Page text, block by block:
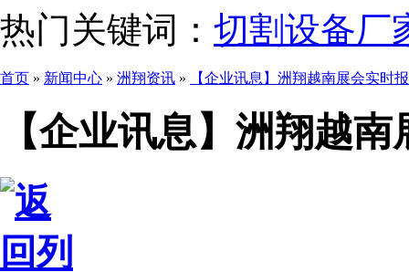
热门关键词： 切割设备厂
首页 » 新闻中心 » 洲翔资讯 » 【企业讯息】洲翔越南展会实时
【企业讯息】洲翔越